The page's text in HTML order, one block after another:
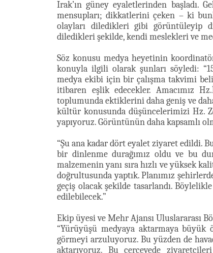
Irak’ın güney eyaletlerinden başladı.
mensupları; dikkatlerini çeken – ki
olayları diledikleri gibi görüntüleyip
diledikleri şekilde, kendi meslekleri ve
Söz konusu medya heyetinin
konuyla ilgili olarak şunları söyledi:
medya ekibi için bir çalışma takvimi
itibaren eşlik edecekler. Amacımız
toplumunda ektiklerini daha geniş ve
kültür konusunda düşüncelerimizi Hz.
yapıyoruz. Görüntünün daha kapsamlı
“Şu ana kadar dört eyalet ziyaret edildi.
bir dinlenme durağımız oldu ve bu
malzemenin yanı sıra hızlı ve yüksek
doğrultusunda yaptık. Planımız
geçiş olacak şekilde tasarlandı.
edilebilecek.”
Ekip üyesi ve Mehr Ajansı Uluslararası
“Yürüyüşü medyaya aktarmaya
görmeyi arzuluyoruz. Bu yüzden de
aktarıyoruz. Bu çerçevede